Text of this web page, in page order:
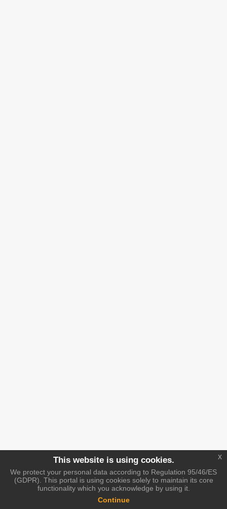
This website is using cookies.
We protect your personal data according to Regulation 95/46/ES
(GDPR). This portal is using cookies solely to maintain its core
functionality which you acknowledge by using it.
Continue
x